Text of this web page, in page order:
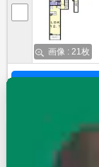
画像 : 21枚